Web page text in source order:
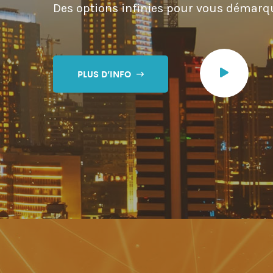
Des options infinies pour vous
PLUS D’INFO